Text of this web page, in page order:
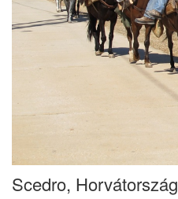
Scedro, Horvátország